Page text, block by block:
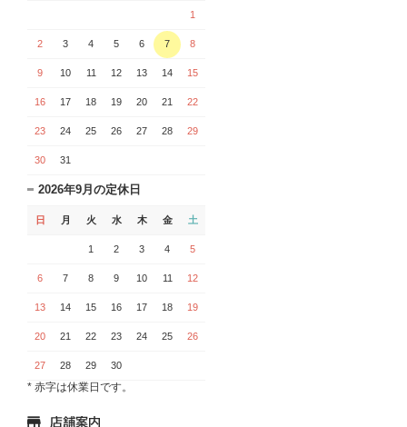
1
2 3 4 5 6 7 8
9 10 11 12 13 14 15
16 17 18 19 20 21 22
23 24 25 26 27 28 29
30 31
2026年9月の定休日
日 月 火 水 木 金 土
1 2 3 4 5
6 7 8 9 10 11 12
13 14 15 16 17 18 19
20 21 22 23 24 25 26
27 28 29 30
* 赤字は休業日です。